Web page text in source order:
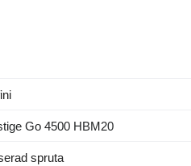
Go 4500 HBM20
spruta